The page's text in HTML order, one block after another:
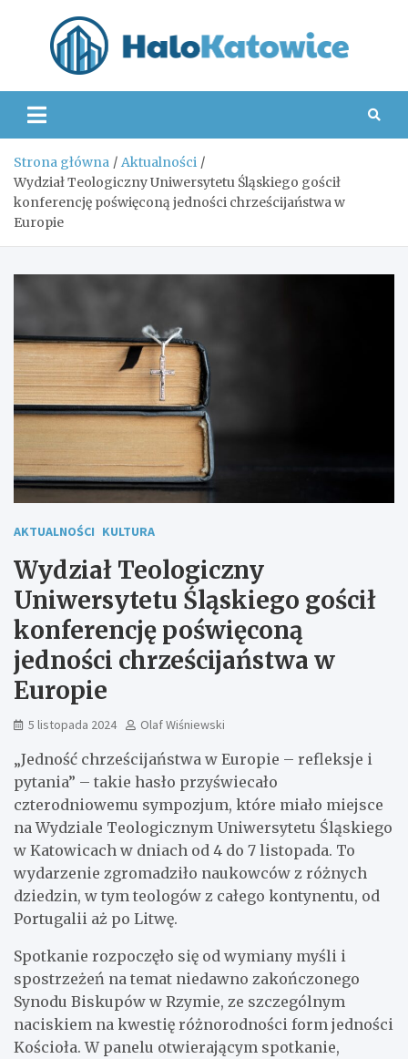
Strona główna
Aktualności
Wydział Teologiczny Uniwersytetu Śląskiego gościł
konferencję poświęconą jedności chrześcijaństwa w
Europie
AKTUALNOŚCI KULTURA
Wydział Teologiczny
Uniwersytetu Śląskiego gościł
konferencję poświęconą
jedności chrześcijaństwa w
Europie
5 listopada 2024 Olaf Wiśniewski
„Jedność chrześcijaństwa w Europie – refleksje i
pytania” – takie hasło przyświecało
czterodniowemu sympozjum, które miało miejsce
na Wydziale Teologicznym Uniwersytetu Śląskiego
w Katowicach w dniach od 4 do 7 listopada. To
wydarzenie zgromadziło naukowców z różnych
dziedzin, w tym teologów z całego kontynentu, od
Portugalii aż po Litwę.
Spotkanie rozpoczęło się od wymiany myśli i
spostrzeżeń na temat niedawno zakończonego
Synodu Biskupów w Rzymie, ze szczególnym
naciskiem na kwestię różnorodności form jedności
Kościoła. W panelu otwierającym spotkanie,